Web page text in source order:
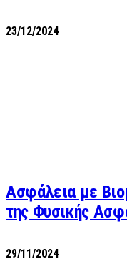
23/12/2024
Ασφάλεια με
της Φυσικής
29/11/2024